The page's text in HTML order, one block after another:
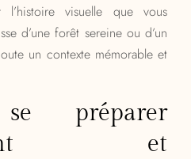
visuelle que vous
d’une forêt sereine ou d’un
un contexte mémorable et
préparer
et